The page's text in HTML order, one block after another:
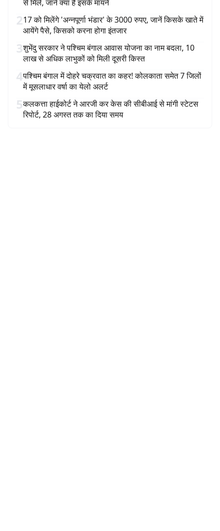
से मिले, जानें क्या हैं इसके मायने
217 को मिलेंगे 'अन्नपूर्णा भंडार' के 3000 रुपए, जानें किसके खाते में
आयेंगे पैसे, किसको करना होगा इंतजार
3शुभेंदु सरकार ने पश्चिम बंगाल आवास योजना का नाम बदला, 10
लाख से अधिक लाभुकों को मिली दूसरी किस्त
4पश्चिम बंगाल में दोहरे चक्रवात का कहर! कोलकाता समेत 7 जिलों
में मूसलाधार वर्षा का येलो अलर्ट
5कलकत्ता हाईकोर्ट ने आरजी कर केस की सीबीआई से मांगी स्टेटस
रिपोर्ट, 28 अगस्त तक का दिया समय